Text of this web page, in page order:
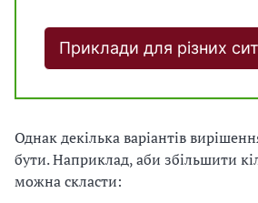
Приклади для різних
Однак декілька варіантів
бути. Наприклад, аби збільшити
можна скласти: